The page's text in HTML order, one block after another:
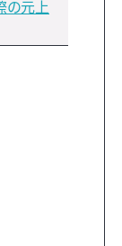
の元上